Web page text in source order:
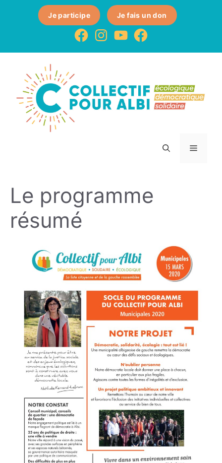
Je participe Je fais un don
Le programme
résumé